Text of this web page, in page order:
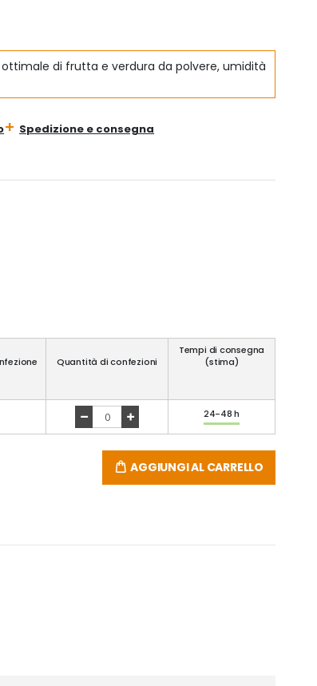
di frutta e verdura da polvere, umidità
Spedizione e consegna
Quantità di confezioni
Tempi di consegna
(stima)
24-48 h
AGGIUNGI AL CARRELLO